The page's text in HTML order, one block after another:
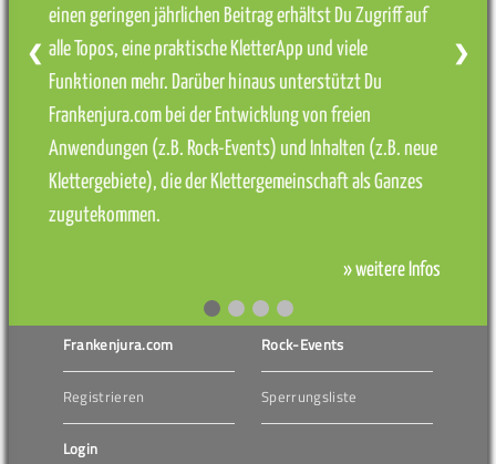
einen geringen jährlichen Beitrag erhältst Du Zugriff auf
alle Topos, eine praktische KletterApp und viele
Funktionen mehr. Darüber hinaus unterstützt Du
Frankenjura.com bei der Entwicklung von freien
Anwendungen (z.B. Rock-Events) und Inhalten (z.B. neue
Klettergebiete), die der Klettergemeinschaft als Ganzes
zugutekommen.
» weitere Infos
❮ ❯
Frankenjura.com
Registrieren
Login
Rock-Events
Sperrungsliste